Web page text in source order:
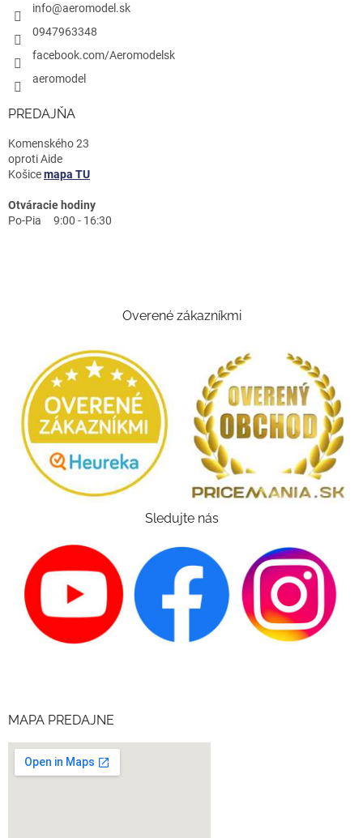
info@aeromodel.sk
0947963348
facebook.com/Aeromodelsk
aeromodel
PREDAJŇA
Komenského 23
oproti Aide
Košicemapa TU
Otváracie hodiny
Po-Pia 9:00 - 16:30
Overené zákazníkmi
Sledujte nás
MAPA PREDAJNE